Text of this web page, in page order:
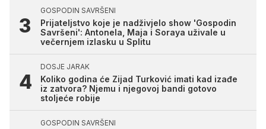
GOSPODIN SAVRŠENI
Prijateljstvo koje je nadživjelo show 'Gospodin
Savršeni': Antonela, Maja i Soraya uživale u
večernjem izlasku u Splitu
DOSJE JARAK
Koliko godina će Zijad Turković imati kad izađe
iz zatvora? Njemu i njegovoj bandi gotovo
stoljeće robije
GOSPODIN SAVRŠENI